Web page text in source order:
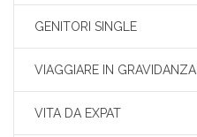
GENITORI SINGLE
VIAGGIARE IN GRAVIDANZA
VITA DA EXPAT